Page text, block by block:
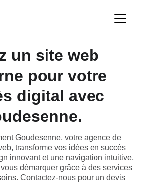
un site web
pour votre
digital avec
Goudesenne, votre agence de
transforme vos idées en succès
innovant et une navigation intuitive,
démarquer grâce à des services
Contactez-nous pour un devis